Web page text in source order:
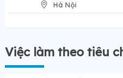
Hà Nội
Việc làm theo tiêu